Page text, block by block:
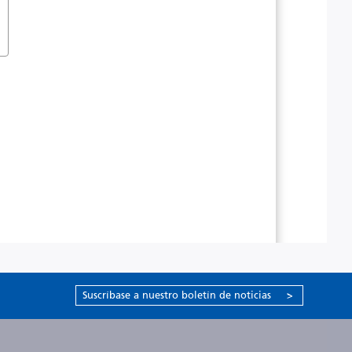
Suscríbase a nuestro boletín de noticias >